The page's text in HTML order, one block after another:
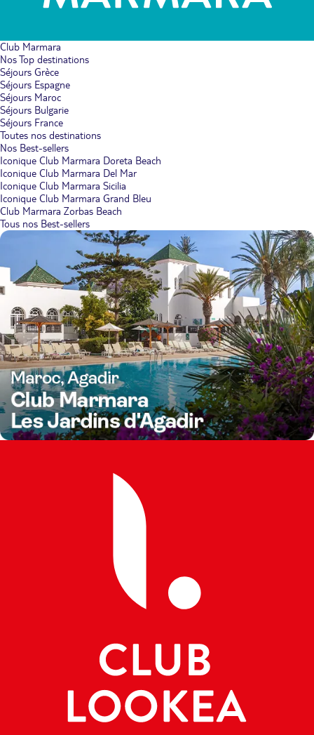
Club Marmara
Nos Top destinations
Séjours Grèce
Séjours Espagne
Séjours Maroc
Séjours Bulgarie
Séjours France
Toutes nos destinations
Nos Best-sellers
Iconique Club Marmara Doreta Beach
Iconique Club Marmara Del Mar
Iconique Club Marmara Sicilia
Iconique Club Marmara Grand Bleu
Club Marmara Zorbas Beach
Tous nos Best-sellers